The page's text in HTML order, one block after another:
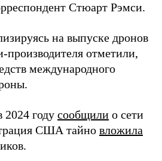
Стюарт Рэмси.
на выпуске дронов
производителя отметили,
международного
году сообщили о сети
США тайно вложила